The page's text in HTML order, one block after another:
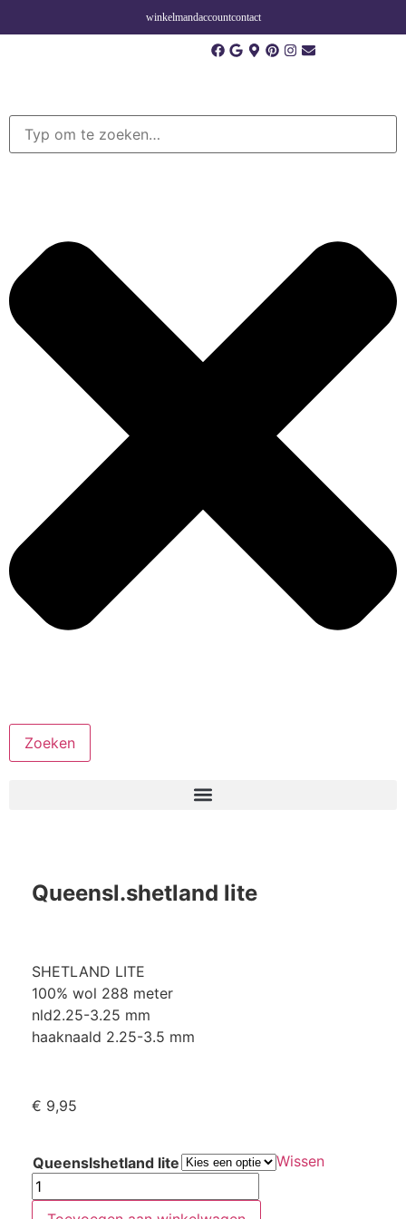
winkelmandaccountcontact
Zoeken
Queensl.shetland lite
SHETLAND LITE
100% wol 288 meter
nld2.25-3.25 mm
haaknaald 2.25-3.5 mm
€ 9,95
Queenslshetland lite Wissen